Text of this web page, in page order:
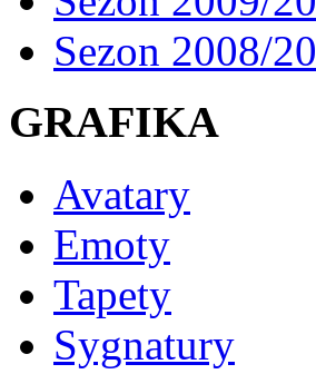
Sezon 2008/
GRAFIKA
Avatary
Emoty
Tapety
Sygnatury